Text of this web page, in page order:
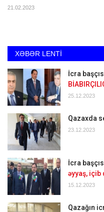
21.02.2023
XƏBƏR LENTİ
İcra
25.12.2023
Qazaxda
23.12.2023
İcra
əyyaş, içib
15.12.2023
Qazağın